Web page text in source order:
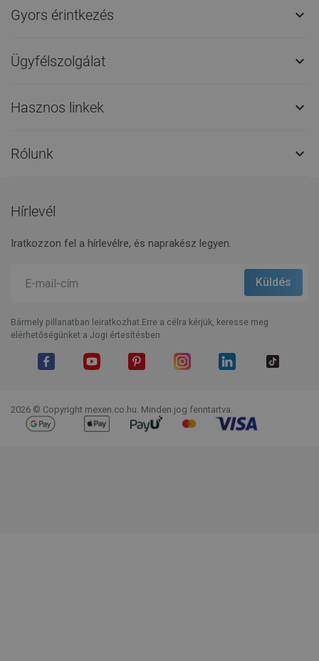
Gyors érintkezés 
Ügyfélszolgálat 
Hasznos linkek 
Rólunk 
Hírlevél
Iratkozzon fel a hírlevélre, és naprakész legyen.
Bármely pillanatban leiratkozhat.Erre a célra kérjük, keresse meg
elérhetőségünket a Jogi értesítésben.
2026 © Copyright mexen.co.hu. Minden jog fenntartva.